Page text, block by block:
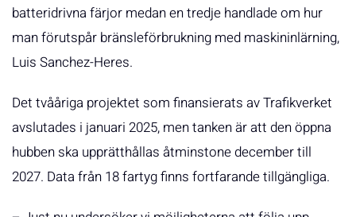
batteridrivna färjor medan en tredje handlade om hur
man förutspår bränsleförbrukning med maskininlärning,
Luis Sanchez-Heres.
Det tvååriga projektet som finansierats av Trafikverket
avslutades i januari 2025, men tanken är att den öppna
hubben ska upprätthållas åtminstone december till
2027. Data från 18 fartyg finns fortfarande tillgängliga.